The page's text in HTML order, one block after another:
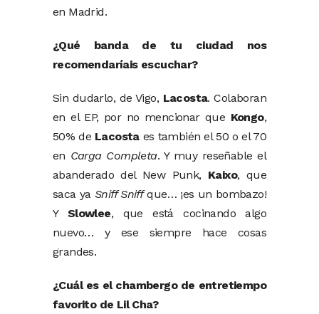
en Madrid.
¿Qué banda de tu ciudad nos
recomendaríais escuchar?
Sin dudarlo, de Vigo, Lacosta. Colaboran
en el EP, por no mencionar que Kongo,
50% de Lacostaes también el 50 o el 70
en Carga Completa. Y muy reseñable el
abanderado del New Punk, Kaixo, que
saca ya Sniff Sniffque… ¡es un bombazo!
Y Slowlee, que está cocinando algo
nuevo… y ese siempre hace cosas
grandes.
¿Cuál es el chambergo de entretiempo
favorito de Lil Cha?